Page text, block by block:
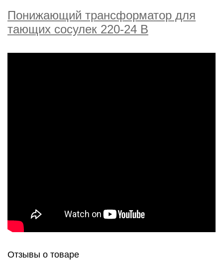
Понижающий трансформатор для
тающих сосулек 220-24 В
Отзывы о товаре